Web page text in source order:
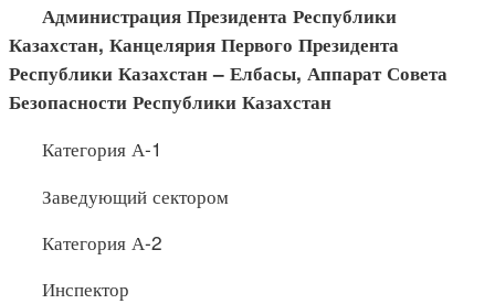
Администрация Президента Республики
Казахстан, Канцелярия Первого Президента
Республики Казахстан – Елбасы, Аппарат Совета
Безопасности Республики Казахстан
Категория А-1
Заведующий сектором
Категория А-2
Инспектор